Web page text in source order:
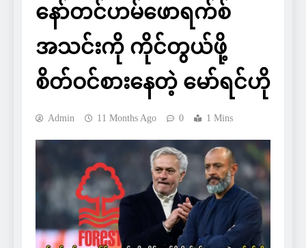
နော်တင်ဟမ်ဖောရက်စ်
အသင်းကို ကိုင်တွယ်ဖို့
စိတ်ဝင်စားနေတဲ့ မော်ရင်ဟို
Admin 11 Months Ago 0 1 Mins